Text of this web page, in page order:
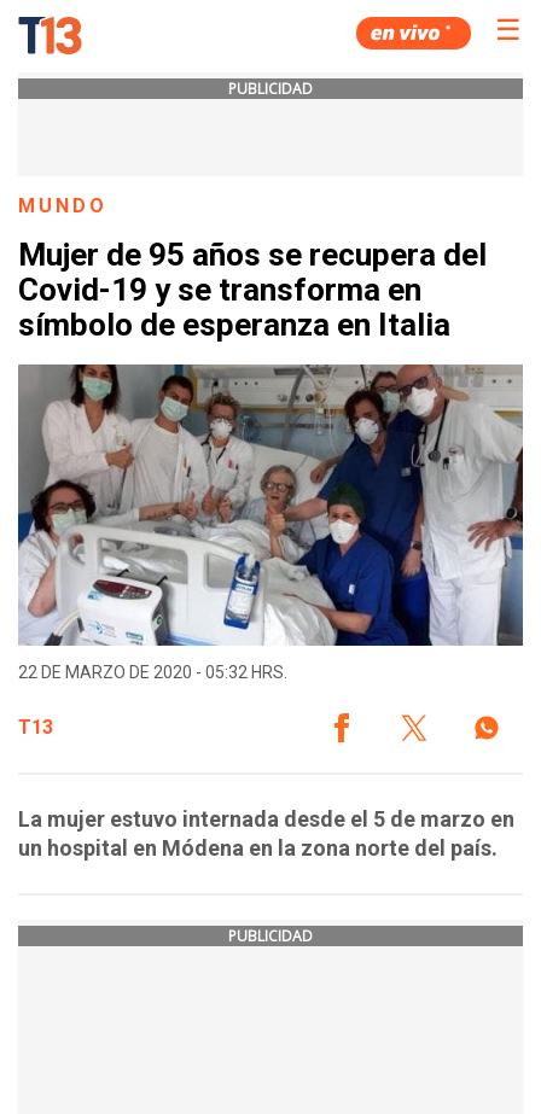
☰
PUBLICIDAD
MUNDO
Mujer de 95 años se recupera del
Covid-19 y se transforma en
símbolo de esperanza en Italia
22 DE MARZO DE 2020 - 05:32 HRS.
T13
La mujer estuvo internada desde el 5 de marzo en
un hospital en Módena en la zona norte del país.
PUBLICIDAD